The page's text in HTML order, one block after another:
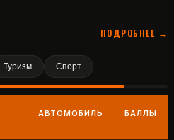
ПОДРОБНЕЕ →
Туризм Спорт
АВТОМОБИЛЬ БАЛЛЫ